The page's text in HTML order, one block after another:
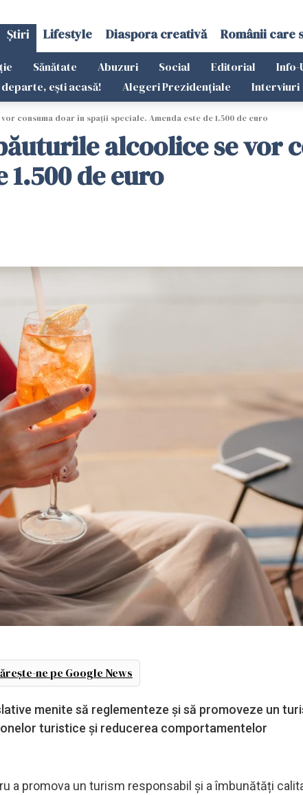
Știri Lifestyle Diaspora creativă Românii care
Sănătate Abuzuri Social Editorial Info-
departe, ești acasă! Alegeri Prezidențiale Interviuri
consuma doar în spații speciale. Amenda este de 1.500 de euro
alcoolice se vor
de euro
ne pe Google News
menite să reglementeze și să promoveze un
turistice și reducerea comportamentelor
a promova un turism responsabil și a îmbunătăți